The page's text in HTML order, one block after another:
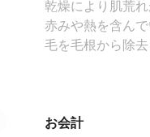
乾燥により肌荒
赤みや熱を含ん
毛を毛根から除
お会計